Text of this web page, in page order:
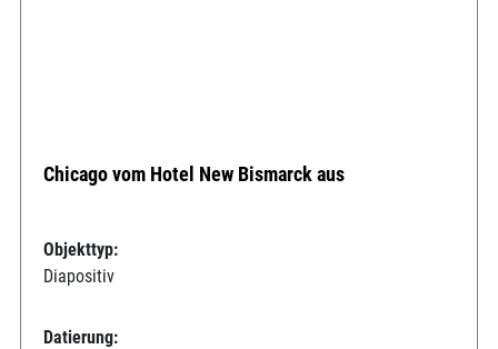
Chicago vom Hotel New Bismarck aus
Objekttyp:
Diapositiv
Datierung: